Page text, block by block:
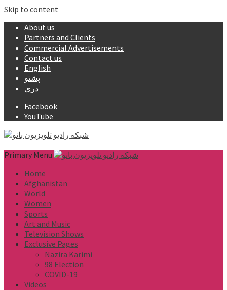
Skip to content
About us
Partners and Clients
Commercial Advertisements
Contact us
English
پشتو
دری
Facebook
YouTube
Primary Menu
Home
Afghanistan
World
Women
Sports
Art and Music
Television Shows
Exclusive Pages
Nazira Karimi
98 Election
COVID-19
Videos